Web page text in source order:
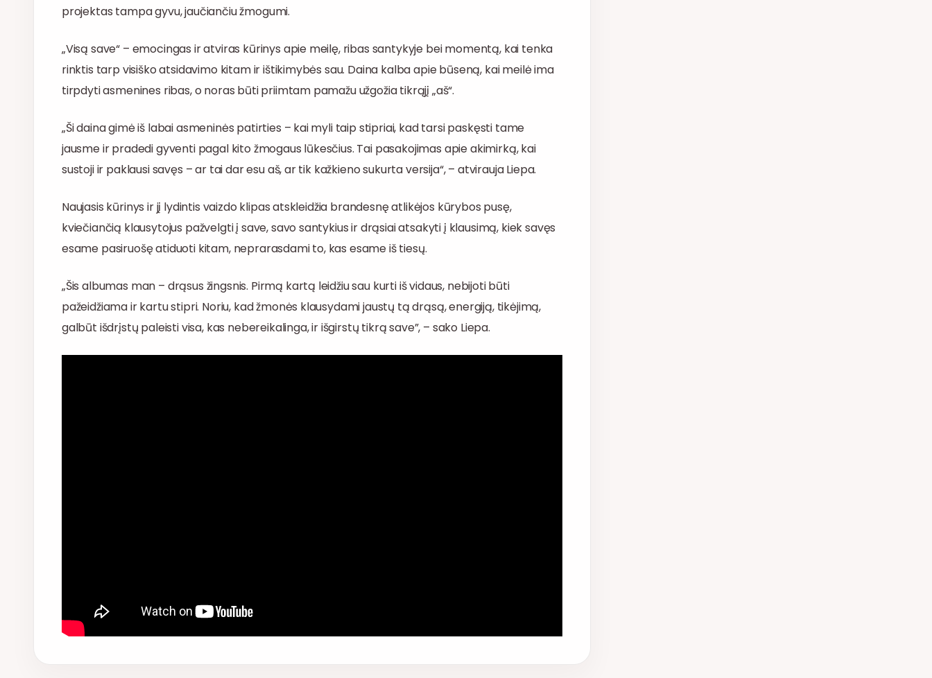
projektas tampa gyvu, jaučiančiu žmogumi.
„Visą save“ – emocingas ir atviras kūrinys apie meilę, ribas santykyje bei momentą, kai tenka
rinktis tarp visiško atsidavimo kitam ir ištikimybės sau. Daina kalba apie būseną, kai meilė ima
tirpdyti asmenines ribas, o noras būti priimtam pamažu užgožia tikrąjį „aš“.
„Ši daina gimė iš labai asmeninės patirties – kai myli taip stipriai, kad tarsi paskęsti tame
jausme ir pradedi gyventi pagal kito žmogaus lūkesčius. Tai pasakojimas apie akimirką, kai
sustoji ir paklausi savęs – ar tai dar esu aš, ar tik kažkieno sukurta versija“, – atvirauja Liepa.
Naujasis kūrinys ir jį lydintis vaizdo klipas atskleidžia brandesnę atlikėjos kūrybos pusę,
kviečiančią klausytojus pažvelgti į save, savo santykius ir drąsiai atsakyti į klausimą, kiek savęs
esame pasiruošę atiduoti kitam, neprarasdami to, kas esame iš tiesų.
„Šis albumas man – drąsus žingsnis. Pirmą kartą leidžiu sau kurti iš vidaus, nebijoti būti
pažeidžiama ir kartu stipri. Noriu, kad žmonės klausydami jaustų tą drąsą, energiją, tikėjimą,
galbūt išdrįstų paleisti visa, kas nebereikalinga, ir išgirstų tikrą save”, – sako Liepa.